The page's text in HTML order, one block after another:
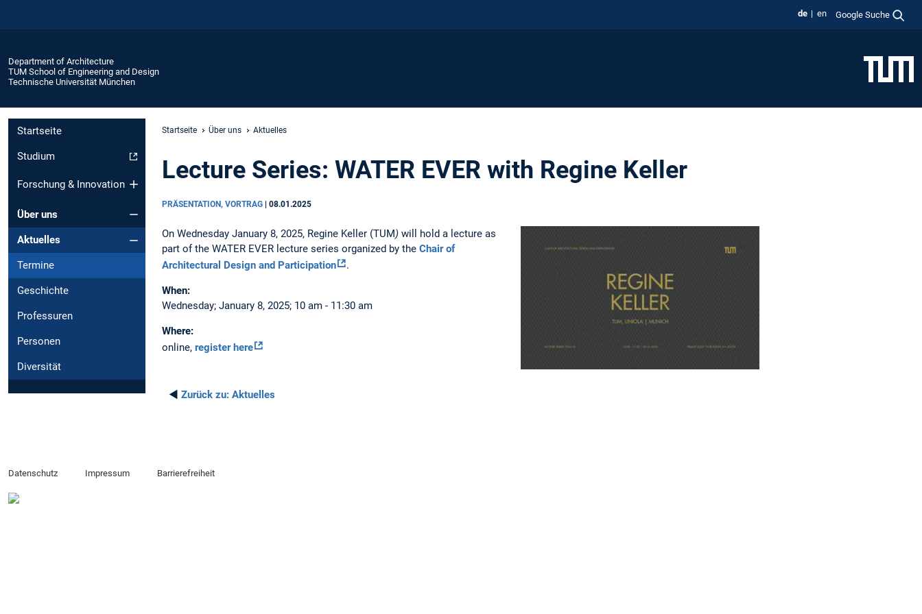
de en Google Suche
Department of Architecture
TUM School of Engineering and Design
Technische Universität München
Startseite
Studium
Forschung & Innovation
Über uns
Aktuelles
Termine
Geschichte
Professuren
Personen
Diversität
Startseite Über uns Aktuelles
Lecture Series: WATER EVER with Regine Keller
PRÄSENTATION, VORTRAG | 08.01.2025
On Wednesday January 8, 2025, Regine Keller (TUM) will hold a lecture as
part of the WATER EVER lecture series organized by the Chair of
Architectural Design and Participation
.
When:
Wednesday; January 8, 2025; 10 am - 11:30 am
Where:
online, register here
◄ Zurück zu: Aktuelles
Datenschutz Impressum Barrierefreiheit